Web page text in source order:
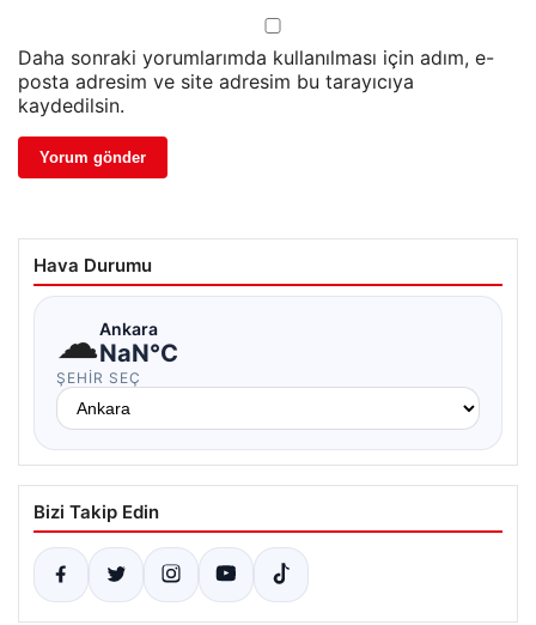
Daha sonraki yorumlarımda kullanılması için adım, e-
posta adresim ve site adresim bu tarayıcıya
kaydedilsin.
Hava Durumu
☁Ankara
NaN°C
ŞEHIR SEÇ
Bizi Takip Edin